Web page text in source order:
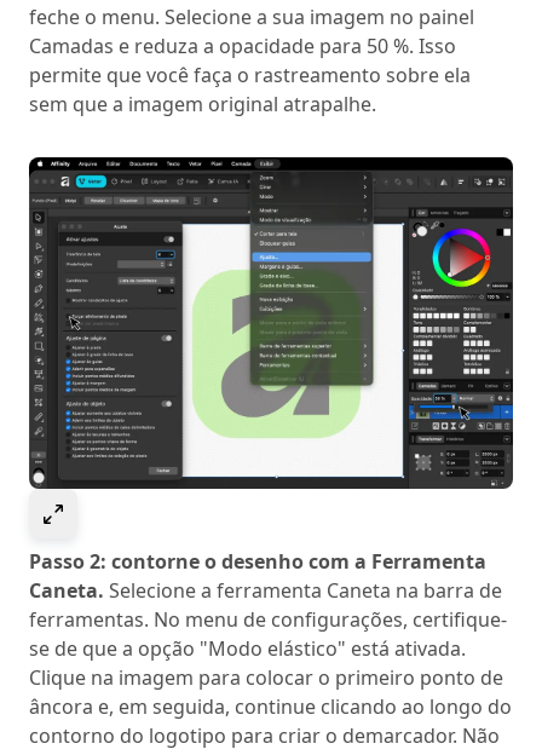
feche o menu. Selecione a sua imagem no painel
Camadas e reduza a opacidade para 50 %. Isso
permite que você faça o rastreamento sobre ela
sem que a imagem original atrapalhe.
Passo 2: contorne o desenho com a Ferramenta
Caneta. Selecione a ferramenta Caneta na barra de
ferramentas. No menu de configurações, certifique-
se de que a opção "Modo elástico" está ativada.
Clique na imagem para colocar o primeiro ponto de
âncora e, em seguida, continue clicando ao longo do
contorno do logotipo para criar o demarcador. Não